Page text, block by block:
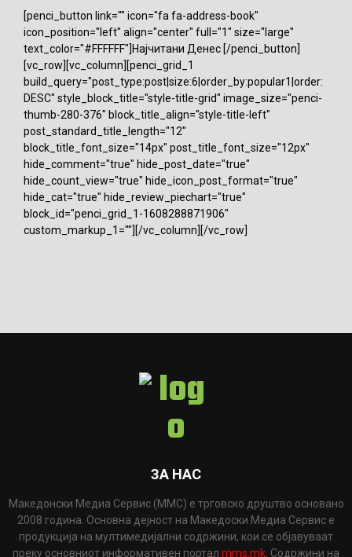
[penci_button link="" icon="fa fa-address-book"
icon_position="left" align="center" full="1" size="large"
text_color="#FFFFFF"]Најчитани Денес [/penci_button]
[vc_row][vc_column][penci_grid_1
build_query="post_type:post|size:6|order_by:popular1|order:
DESC" style_block_title="style-title-grid" image_size="penci-
thumb-280-376" block_title_align="style-title-left"
post_standard_title_length="12"
block_title_font_size="14px" post_title_font_size="12px"
hide_comment="true" hide_post_date="true"
hide_count_view="true" hide_icon_post_format="true"
hide_cat="true" hide_review_piechart="true"
block_id="penci_grid_1-1608288871906"
custom_markup_1=""][/vc_column][/vc_row]
ЗА НАС
Македонски Медиа Сервис (ММС) е трговско друштво основано
2008 година. Основна дејност на Македоски Медиа Сервис е
продукција на мултимедијални содржини, кои се објавуваат
преку основниот информативен портал mms.mk. Содржини на